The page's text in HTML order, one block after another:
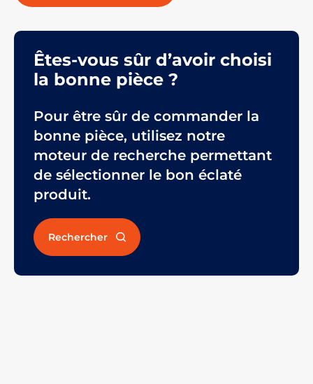
Êtes-vous sûr d’avoir choisi
la bonne pièce ?
Pour être sûr de commander la
bonne pièce, utilisez notre
moteur de recherche permettant
de sélectionner le bon éclaté
produit.
Rechercher